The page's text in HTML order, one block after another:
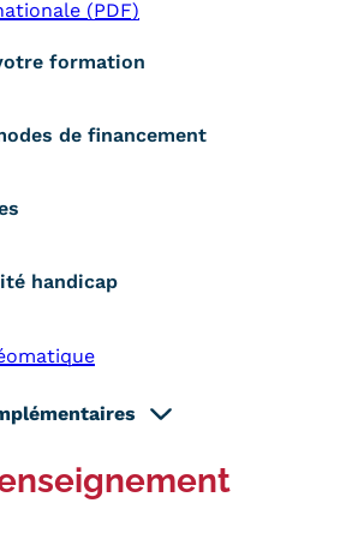
(PDF)
formation
de financement
handicap